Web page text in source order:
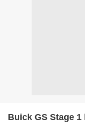
Buick GS Stage